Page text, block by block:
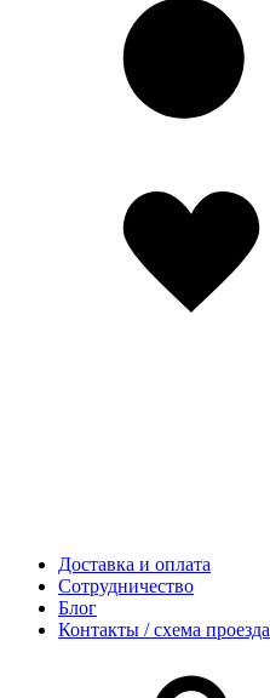
Доставка и оплата
Сотрудничество
Блог
Контакты / схема проезда